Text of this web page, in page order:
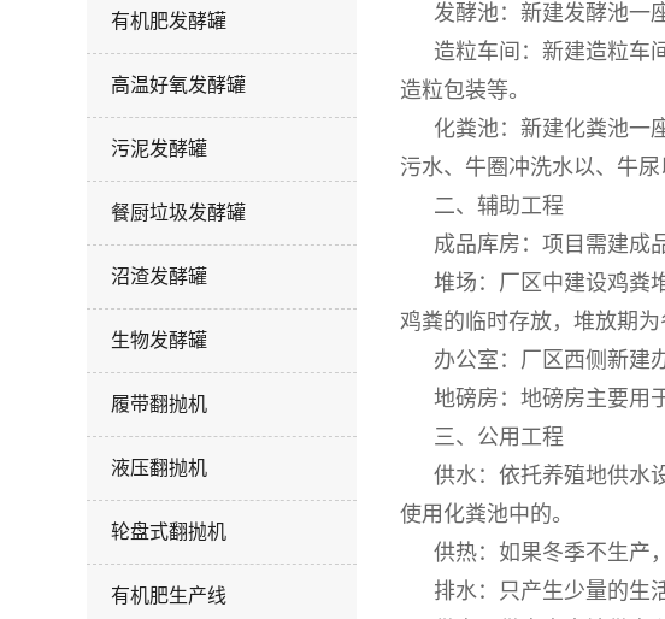
有机肥发酵罐
高温好氧发酵罐
污泥发酵罐
餐厨垃圾发酵罐
沼渣发酵罐
生物发酵罐
履带翻抛机
液压翻抛机
轮盘式翻抛机
有机肥生产线
发酵池：新建发酵池一
造粒车间：新建造粒车
造粒包装等。
化粪池：新建化粪池一
污水、牛圈冲洗水以、牛
二、辅助工程
成品库房：项目需建成
堆场：厂区中建设鸡粪
鸡粪的临时存放，堆放期为
办公室：厂区西侧新建
地磅房：地磅房主要用
三、公用工程
供水：依托养殖地供水
使用化粪池中的。
供热：如果冬季不生产
排水：只产生少量的生